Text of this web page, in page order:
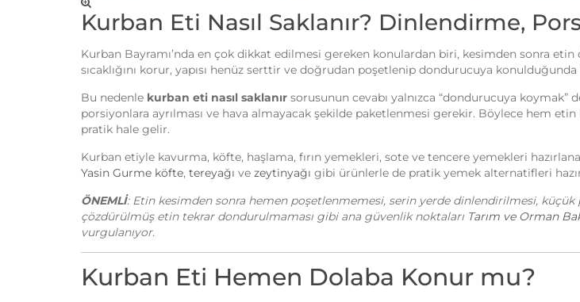
Kurban Eti Nasıl Saklanır? Dinlendirme,
Kurban Bayramı’nda en çok dikkat edilmesi gereken konulardan biri, kesimden sonra
sıcaklığını korur, yapısı henüz serttir ve doğrudan poşetlenip dondurucuya
Bu nedenle kurban eti nasıl saklanır sorusunun cevabı yalnızca “dondurucuya
porsiyonlara ayrılması ve hava almayacak şekilde paketlenmesi gerekir. Böylece hem
pratik hale gelir.
Kurban etiyle kavurma, köfte, haşlama, fırın yemekleri, sote ve tencere yemekleri
Yasin Gurme köfte, tereyağı ve zeytinyağı gibi ürünlerle de pratik yemek alternatifleri
ÖNEMLİ: Etin kesimden sonra hemen poşetlenmemesi, serin yerde dinlendirilmesi, küçük
çözdürülmüş etin tekrar dondurulmaması gibi ana güvenlik noktaları Tarım ve Orman
vurgulanıyor.
Kurban Eti Hemen Dolaba Konur mu?